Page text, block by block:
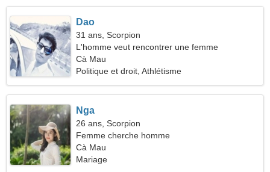
Dao
31 ans, Scorpion
L'homme veut rencontrer une femme
Cà Mau
Politique et droit, Athlétisme
Nga
26 ans, Scorpion
Femme cherche homme
Cà Mau
Mariage